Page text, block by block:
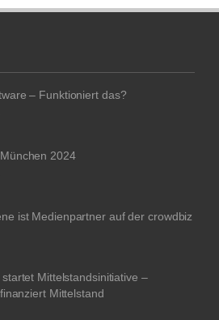
– Funktioniert das?
2024
ist Medienpartner auf der crowdbiz
Mittelstandsinitiative –
Mittelstand